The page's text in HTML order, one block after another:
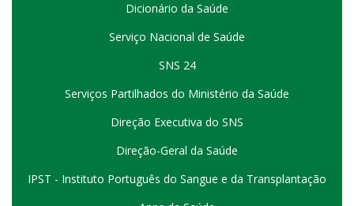
Dicionário da Saúde
Serviço Nacional de Saúde
SNS 24
Serviços Partilhados do Ministério da Saúde
Direção Executiva do SNS
Direção-Geral da Saúde
IPST - Instituto Português do Sangue e da Transplantação